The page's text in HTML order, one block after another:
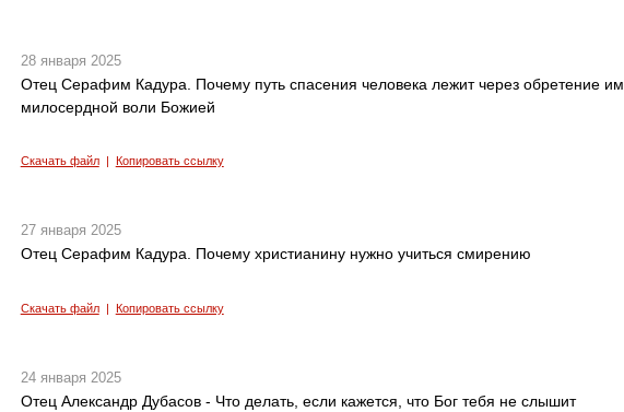
28 января 2025
Отец Серафим Кадура. Почему путь спасения человека лежит через обретение им
милосердной воли Божией
Скачать файл| Копировать ссылку
27 января 2025
Отец Серафим Кадура. Почему христианину нужно учиться смирению
Скачать файл| Копировать ссылку
24 января 2025
Отец Александр Дубасов - Что делать, если кажется, что Бог тебя не слышит